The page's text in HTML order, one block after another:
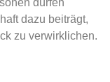
dazu beiträgt,
zu verwirklichen.